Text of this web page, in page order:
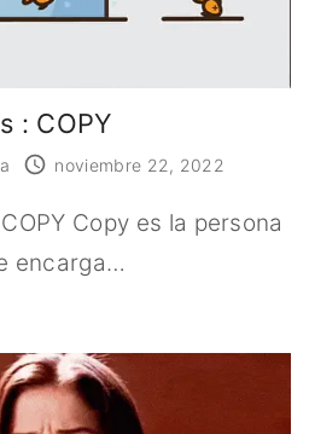
: COPY
noviembre 22, 2022
Copy es la persona
encarga…